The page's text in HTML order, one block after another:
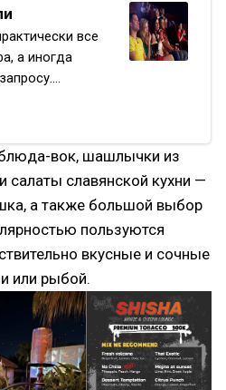
все
а иногда
уличные
небом
вок, шашлычки из
салаты славянской кухни —
а также большой выбор
пользуются
вкусные и сочные
или рыбой.